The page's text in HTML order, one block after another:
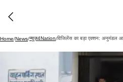
Home/News/न्यूज़4Nation/विजिलेंस का बड़ा एक्शन: अनुमंडल